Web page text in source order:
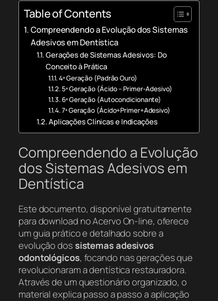
Table of Contents
Compreendendo a Evolução dos Sistemas
Adesivos em Dentística
Gerações de Sistemas Adesivos: Do
Conceito à Prática
4ª Geração (Padrão Ouro)
5ª Geração (Ácido – Primer-Adesivo)
6ª Geração (Autocondicionante)
7ª Geração (Ácido+Primer+Adesivo)
Aplicações Clínicas e Indicações
Compreendendo a Evolução
dos Sistemas Adesivos em
Dentística
Este documento, disponível gratuitamente
para download no Acervo On-line, oferece
um guia prático e detalhado sobre a
evolução dos sistemas adesivos
odontológicos, focando nas gerações que
revolucionaram a dentística restauradora.
Através de um questionário organizado, o
material explica passo a passo a aplicação